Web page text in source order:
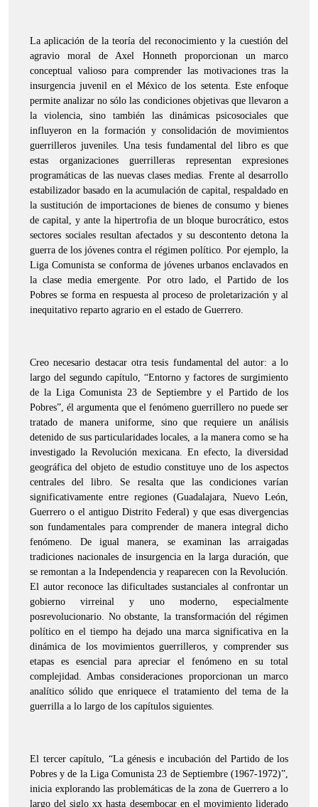
La aplicación de la teoría del reconocimiento y la cuestión del
agravio moral de Axel Honneth proporcionan un marco
conceptual valioso para comprender las motivaciones tras la
insurgencia juvenil en el México de los setenta. Este enfoque
permite analizar no sólo las condiciones objetivas que llevaron a
la violencia, sino también las dinámicas psicosociales que
influyeron en la formación y consolidación de movimientos
guerrilleros juveniles. Una tesis fundamental del libro es que
estas organizaciones guerrilleras representan expresiones
programáticas de las nuevas clases medias. Frente al desarrollo
estabilizador basado en la acumulación de capital, respaldado en
la sustitución de importaciones de bienes de consumo y bienes
de capital, y ante la hipertrofia de un bloque burocrático, estos
sectores sociales resultan afectados y su descontento detona la
guerra de los jóvenes contra el régimen político. Por ejemplo, la
Liga Comunista se conforma de jóvenes urbanos enclavados en
la clase media emergente. Por otro lado, el Partido de los
Pobres se forma en respuesta al proceso de proletarización y al
inequitativo reparto agrario en el estado de Guerrero.
Creo necesario destacar otra tesis fundamental del autor: a lo
largo del segundo capítulo, “Entorno y factores de surgimiento
de la Liga Comunista 23 de Septiembre y el Partido de los
Pobres”, él argumenta que el fenómeno guerrillero no puede ser
tratado de manera uniforme, sino que requiere un análisis
detenido de sus particularidades locales, a la manera como se ha
investigado la Revolución mexicana. En efecto, la diversidad
geográfica del objeto de estudio constituye uno de los aspectos
centrales del libro. Se resalta que las condiciones varían
significativamente entre regiones (Guadalajara, Nuevo León,
Guerrero o el antiguo Distrito Federal) y que esas divergencias
son fundamentales para comprender de manera integral dicho
fenómeno. De igual manera, se examinan las arraigadas
tradiciones nacionales de insurgencia en la larga duración, que
se remontan a la Independencia y reaparecen con la Revolución.
El autor reconoce las dificultades sustanciales al confrontar un
gobierno virreinal y uno moderno, especialmente
posrevolucionario. No obstante, la transformación del régimen
político en el tiempo ha dejado una marca significativa en la
dinámica de los movimientos guerrilleros, y comprender sus
etapas es esencial para apreciar el fenómeno en su total
complejidad. Ambas consideraciones proporcionan un marco
analítico sólido que enriquece el tratamiento del tema de la
guerrilla a lo largo de los capítulos siguientes.
El tercer capítulo, “La génesis e incubación del Partido de los
Pobres y de la Liga Comunista 23 de Septiembre (1967-1972)”,
inicia explorando las problemáticas de la zona de Guerrero a lo
largo del siglo xx hasta desembocar en el movimiento liderado